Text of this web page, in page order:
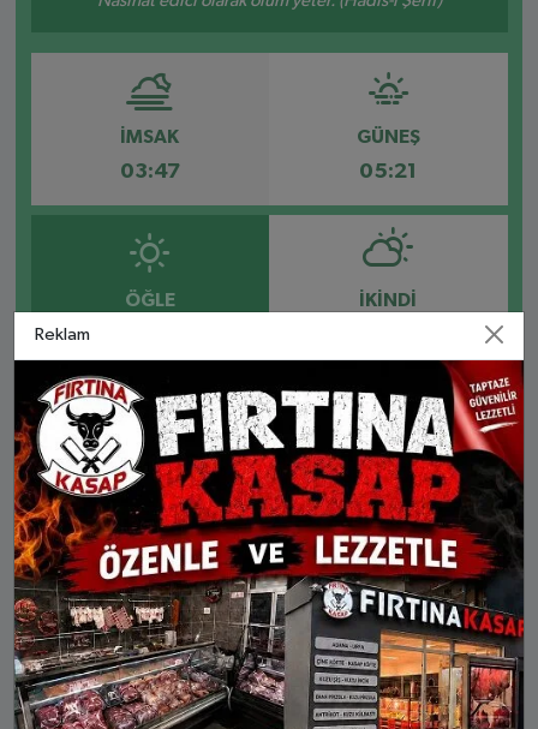
İMSAK
03:47
GÜNEŞ
05:21
ÖĞLE İKINDI
AKŞAM
19:29
YATSI
20:57
Ağın Alacakaya Arıcak Baskil
Karakoçan Keban Kovancılar Maden
Palu Sivrice
Reklam